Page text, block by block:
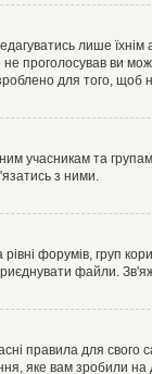
лише
проголосував ви
для того, щоб
учасникам та
з ними.
форумів, груп
файли.
правила для
яке вам зробили на